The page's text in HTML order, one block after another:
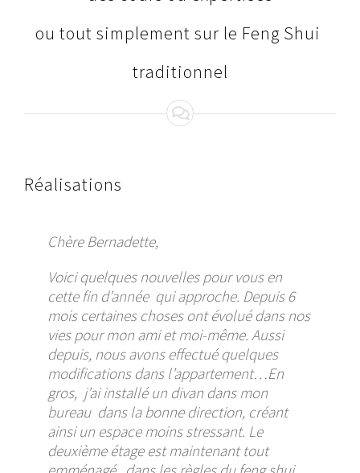
ou tout simplement sur le Feng Shui
traditionnel
Réalisations
Chère Bernadette,
Voici quelques nouvelles pour vous en
cette fin d’année qui approche. Depuis 6
mois certaines choses ont évolué dans nos
vies pour mon ami et moi-même. Aussi
depuis, nous avons effectué quelques
modifications dans l’appartement…En
gros, j’ai installé un divan dans mon
bureau dans la bonne direction, créant
ainsi un espace moins stressant. Le
deuxième étage est maintenant tout